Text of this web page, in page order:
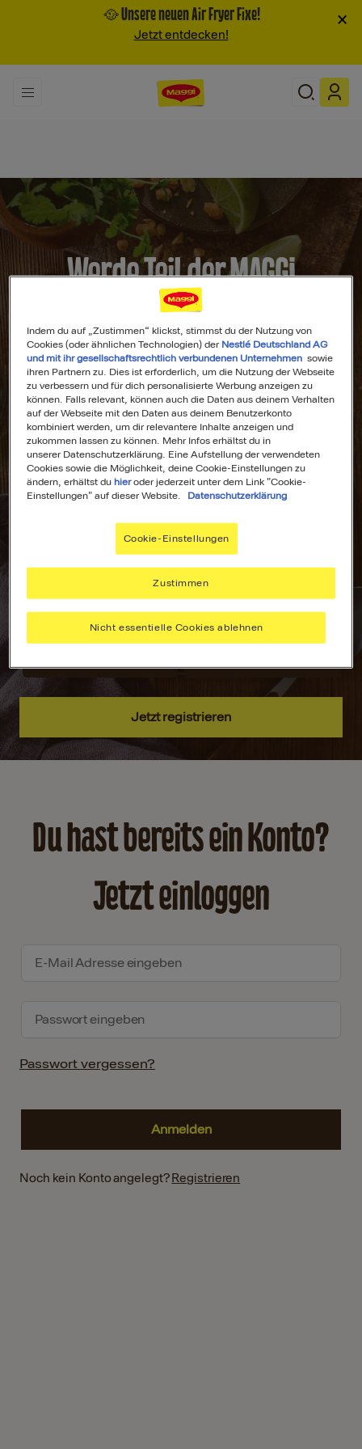
🥘 Unsere neuen Air Fryer Fixe!
Jetzt entdecken!
×
Werde Teil der MAGGI
Community
All Deine
Lieblingsrezepte
an einem Ort!
suchen –
speichere deine
aller liebsten
Rezepte, sammle
Inspiration und
hab alles immer
griffbereit.
Dein
Wochenplaner für
stressfreies
Kochen!
Plane deine
Mahlzeiten mit
dem MAGGI
passend zu
deinen Vorlieben.
Jetzt registrieren
Du hast bereits ein Konto?
Jetzt einloggen
Passwort vergessen?
Noch kein Konto angelegt? Registrieren
Indem du auf „Zustimmen“ klickst, stimmst du der Nutzung von
Cookies (oder ähnlichen Technologien) der Nestlé Deutschland AG
und mit ihr gesellschaftsrechtlich verbundenen Unternehmen sowie
ihren Partnern zu. Dies ist erforderlich, um die Nutzung der Webseite
zu verbessern und für dich personalisierte Werbung anzeigen zu
können. Falls relevant, können auch die Daten aus deinem Verhalten
auf der Webseite mit den Daten aus deinem Benutzerkonto
kombiniert werden, um dir relevantere Inhalte anzeigen und
zukommen lassen zu können. Mehr Infos erhältst du in
unserer Datenschutzerklärung. Eine Aufstellung der verwendeten
Cookies sowie die Möglichkeit, deine Cookie-Einstellungen zu
ändern, erhältst du hieroder jederzeit unter dem Link "Cookie-
Einstellungen" auf dieser Website.
Datenschutzerklärung
Cookie-Einstellungen
Nicht essentielle Cookies ablehnen
Zustimmen